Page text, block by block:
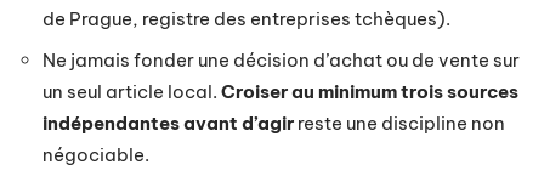
de Prague, registre des entreprises tchèques).
Ne jamais fonder une décision d’achat ou de vente sur
un seul article local. Croiser au minimum trois sources
indépendantes avant d’agir reste une discipline non
négociable.